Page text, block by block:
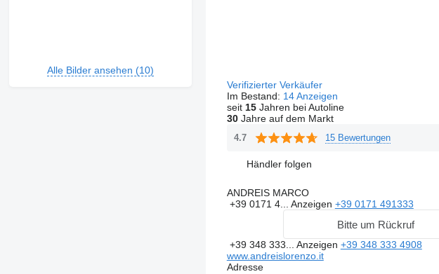
Alle Bilder ansehen (10)
Verifizierter Verkäufer
Im Bestand: 14 Anzeigen
seit 15Jahren bei Autoline
30Jahre auf dem Markt
4.7 15 Bewertungen
Händler folgen
ANDREIS MARCO
+39 0171 4... Anzeigen +39 0171 491333
Bitte um Rückruf
+39 348 333... Anzeigen +39 348 333 4908
www.andreislorenzo.it
Adresse